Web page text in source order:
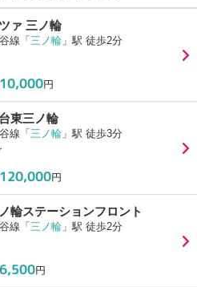
ァ 三ノ輪
線「 三ノ輪 」駅 徒歩2分
円
東三ノ輪
線「 三ノ輪 」駅 徒歩3分
120,000円
輪ステーションフロント
線「 三ノ輪 」駅 徒歩2分
円